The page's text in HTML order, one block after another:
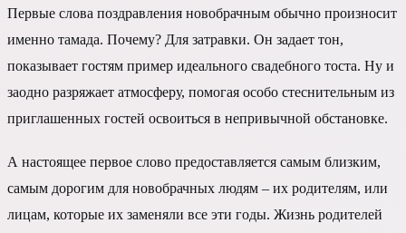
Первые слова поздравления новобрачным обычно произносит
именно тамада. Почему? Для затравки. Он задает тон,
показывает гостям пример идеального свадебного тоста. Ну и
заодно разряжает атмосферу, помогая особо стеснительным из
приглашенных гостей освоиться в непривычной обстановке.
А настоящее первое слово предоставляется самым близким,
самым дорогим для новобрачных людям – их родителям, или
лицам, которые их заменяли все эти годы. Жизнь родителей